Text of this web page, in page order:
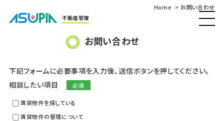
不動産管理
Home お問い合わせ
お問い合わせ
下記フォームに必要事項を入力後、送信ボタンを押してください。
相談したい項目
賃貸物件を探している
賃貸物件の管理について